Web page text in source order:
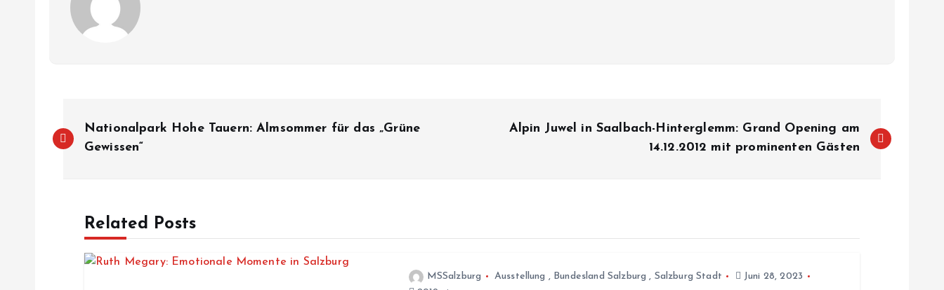
e
Nationalpark Hohe Tauern: Almsommer für das „Grüne
Gewissen“
Alpin Juwel in Saalbach-Hinterglemm: Grand Opening am
14.12.2012 mit prominenten Gästen
Related Posts
MSSalzburg Ausstellung , Bundesland Salzburg , Salzburg Stadt
Juni 28, 2023